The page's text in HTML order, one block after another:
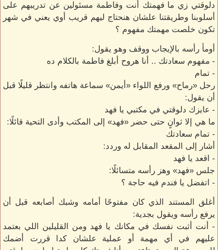
دلوقتي زي ما فهمتك أنت وفاطمة مسئولين عن تدريبهم على
أسلوبنا وطريقتنا علشان هنحتاج ليهم قريب أوي يعني في شهر
تكون خلصت مهمتك مفهوم ؟
أومأ رأسه بالإيجاب ووقف وهو يقول:
- مفهوم سعادتك .. أنا هروح أبلغ فاطمة بالكلام ده
- تمام
رحل «رماح» ورفع اللواء «أيمن» سماعة هاتفه وانتظر قليلًا قبل
أن يقول:
- عايزك دلوقتي في مكتبي يا فهد
ما هي إلا ثوانٍ حتى حضر «فهد» إلى المكتب وأدى التحية قائلًا:
- تمام سعادتك
أشار إلى المقعد المقابل له وردد:
- اقعد يا فهد
جلس «فهد» وهز رأسه متسائلًا:
- اتفضل يا فندم فيه حاجة ؟
أغلق المستند الذي كان مفتوحًا أمامه وشبك أصابعه قبل أن
يرفع رأسه ويقول بجدية:
- أنت أثبت نفسك في مكانك يا فهد ومن القليلين اللي بعتمد
عليهم في أي مهمة أو عملية علشان كدا قررت أضمك